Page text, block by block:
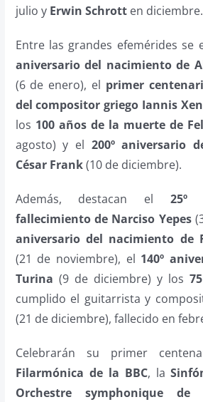
julio y Erwin Schrotten diciembre.
Entre las grandes efemérides se
aniversario del nacimiento de
(6 de enero), el primer
del compositor griego Iannis
los 100 años de la muerte de
agosto) y el 200º aniversario
César Frank(10 de diciembre).
Además, destacan el 25º
fallecimiento de Narciso Yepes
aniversario del nacimiento de
(21 de noviembre), el 140º
Turina (9 de diciembre) y los
cumplido el guitarrista y
(21 de diciembre), fallecido en
Celebrarán su primer
Filarmónica de la BBC, la
Orchestre symphonique de